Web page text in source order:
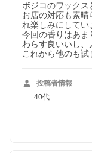
ボジコのワックス
お店の対応も素晴
れ楽しみにしてい
今回の香りはあま
わらす良いいし、
これから他のも試
投稿者情報
40代